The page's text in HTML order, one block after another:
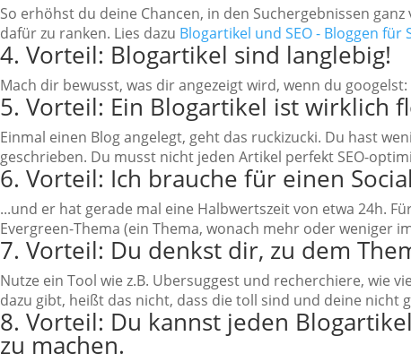
So erhöhst du deine Chancen, in den Suchergebnissen
dafür zu ranken. Lies dazu Blogartikel und SEO - Bloggen für
4. Vorteil: Blogartikel sind langlebig!
Mach dir bewusst, was dir angezeigt wird, wenn du
5. Vorteil: Ein Blogartikel ist wirklich
Einmal einen Blog angelegt, geht das ruckizucki. Du hast
geschrieben. Du musst nicht jeden Artikel perfekt SEO-
6. Vorteil: Ich brauche für einen
...und er hat gerade mal eine Halbwertszeit von etwa 24h.
Evergreen-Thema (ein Thema, wonach mehr oder weniger
7. Vorteil: Du denkst dir, zu dem
Nutze ein Tool wie z.B. Ubersuggest und recherchiere, wie
dazu gibt, heißt das nicht, dass die toll sind und deine nicht
8. Vorteil: Du kannst jeden
zu machen.